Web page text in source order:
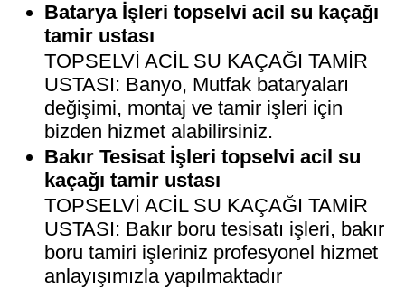
Batarya İşleri topselvi acil su kaçağı
tamir ustası
TOPSELVİ ACİL SU KAÇAĞI TAMİR
USTASI: Banyo, Mutfak bataryaları
değişimi, montaj ve tamir işleri için
bizden hizmet alabilirsiniz.
Bakır Tesisat İşleri topselvi acil su
kaçağı tamir ustası
TOPSELVİ ACİL SU KAÇAĞI TAMİR
USTASI: Bakır boru tesisatı işleri, bakır
boru tamiri işleriniz profesyonel hizmet
anlayışımızla yapılmaktadır